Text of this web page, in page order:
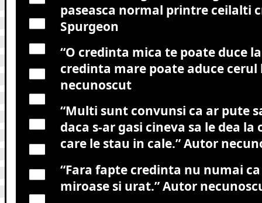
paseasca normal printre ceilalti
Spurgeon
“O credinta mica te poate duce
credinta mare poate aduce cerul
necunoscut
“Multi sunt convunsi ca ar pute
daca s-ar gasi cineva sa le dea
care le stau in cale.”Autor
“Fara fapte credinta nu numai
miroase si urat.”Autor